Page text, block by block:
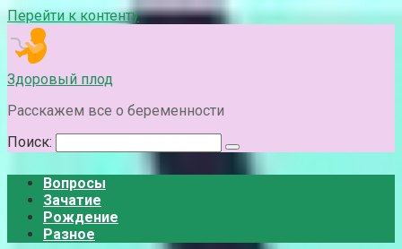
Перейти к контенту
Здоровый плод
Расскажем все о беременности
Поиск:
Вопросы
Зачатие
Рождение
Разное